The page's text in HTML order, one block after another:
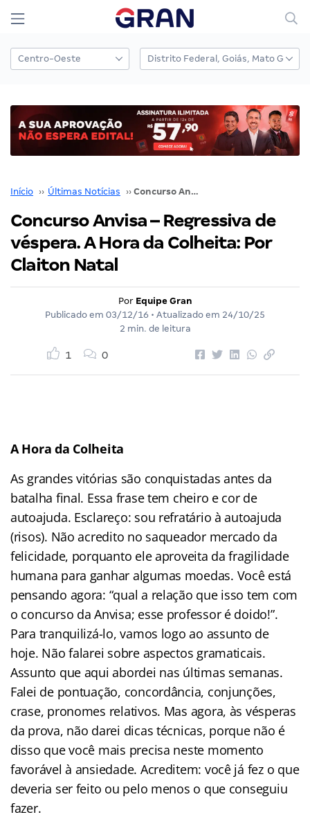
Início ›› Últimas Notícias ›› Concurso Anvisa – Regressiva de véspera. A Hora da Colheita: Por Claiton Natal
Concurso Anvisa – Regressiva de
véspera. A Hora da Colheita: Por
Claiton Natal
Por Equipe Gran
Publicado em 03/12/16 • Atualizado em 24/10/25
2 min. de leitura
1 0
A Hora da Colheita
As grandes vitórias são conquistadas antes da
batalha final. Essa frase tem cheiro e cor de
autoajuda. Esclareço: sou refratário à autoajuda
(risos). Não acredito no saqueador mercado da
felicidade, porquanto ele aproveita da fragilidade
humana para ganhar algumas moedas. Você está
pensando agora: “qual a relação que isso tem com
o concurso da Anvisa; esse professor é doido!”.
Para tranquilizá-lo, vamos logo ao assunto de
hoje. Não falarei sobre aspectos gramaticais.
Assunto que aqui abordei nas últimas semanas.
Falei de pontuação, concordância, conjunções,
crase, pronomes relativos. Mas agora, às vésperas
da prova, não darei dicas técnicas, porque não é
disso que você mais precisa neste momento
favorável à ansiedade. Acreditem: você já fez o que
deveria ser feito ou pelo menos o que conseguiu
fazer.